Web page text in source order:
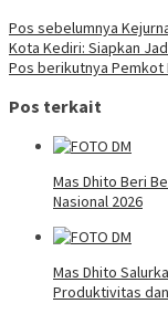
Pos sebelumnya
Kota Kediri: Siapkan
Pos berikutnya Pemkot
Pos terkait
Mas Dhito Beri
Nasional 2026
Mas Dhito
Produktivitas